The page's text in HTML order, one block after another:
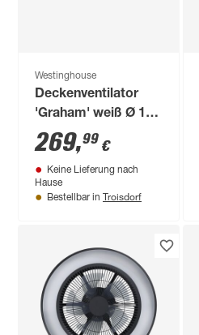
Westinghouse
Deckenventilator
'Graham' weiß Ø 132
cm
269,99 €
Keine Lieferung nach
Hause
Bestellbar in Troisdorf